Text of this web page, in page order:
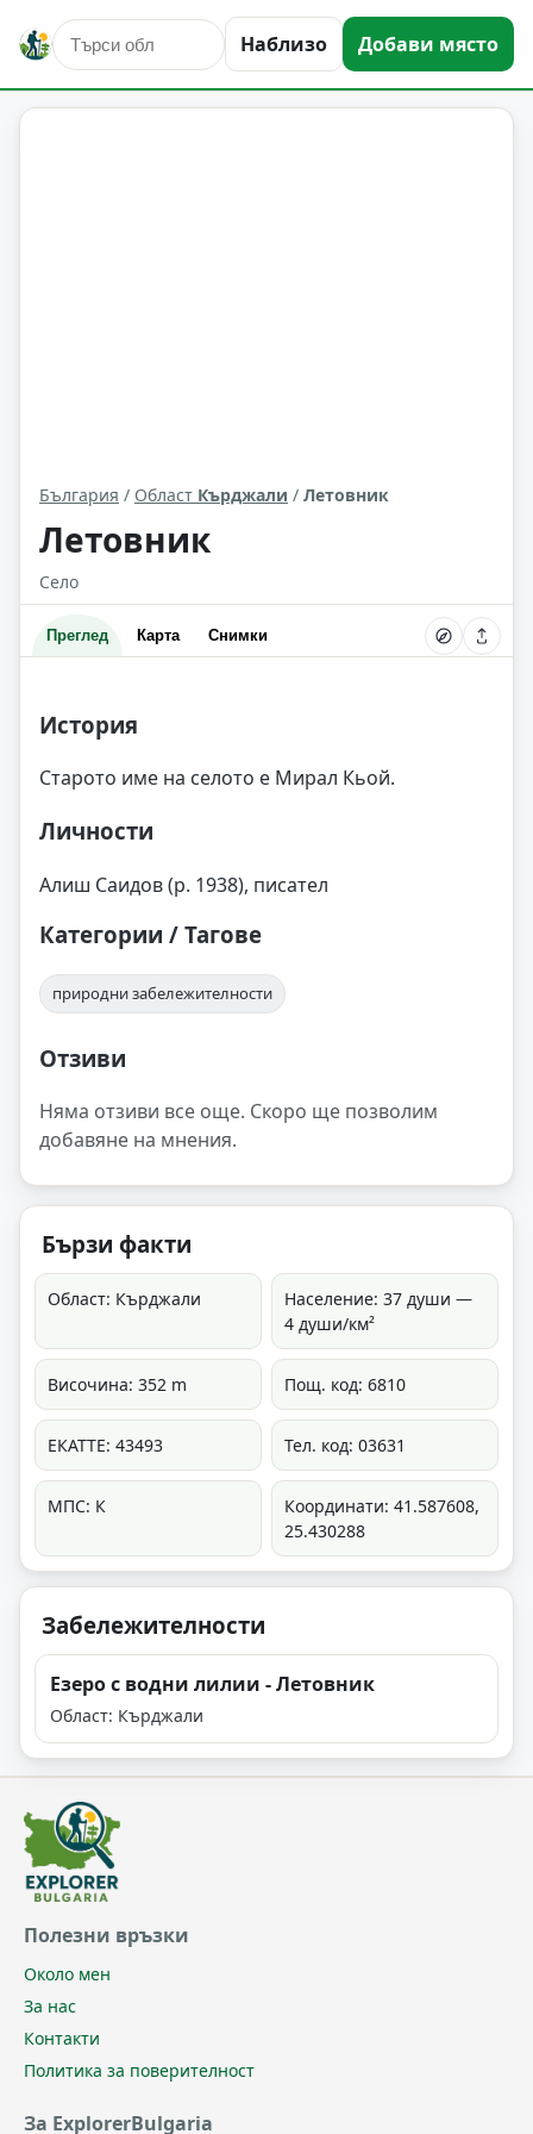
Наблизо Добави място
Летовник Област: Кърджали
България / Област Кърджали / Летовник
Летовник
Село
Преглед Карта Снимки
История
Старото име на селото е Мирал Кьой.
Личности
Алиш Саидов (р. 1938), писател
Категории / Тагове
природни забележителности
Отзиви
Няма отзиви все още. Скоро ще позволим
добавяне на мнения.
Бързи факти
Област: Кърджали
Население: 37 души —
4 души/км²
Височина: 352 m Пощ. код: 6810
ЕКАТТЕ: 43493 Тел. код: 03631
МПС: К
Координати: 41.587608,
25.430288
Забележителности
Езеро с водни лилии - Летовник
Област: Кърджали
Полезни връзки
Около мен
За нас
Контакти
Политика за поверителност
За ExplorerBulgaria